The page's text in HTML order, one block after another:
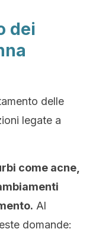
dei
delle
legate a
come acne,
Al
domande: